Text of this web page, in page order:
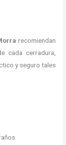
recomiendan
cada cerradura,
y seguro tales